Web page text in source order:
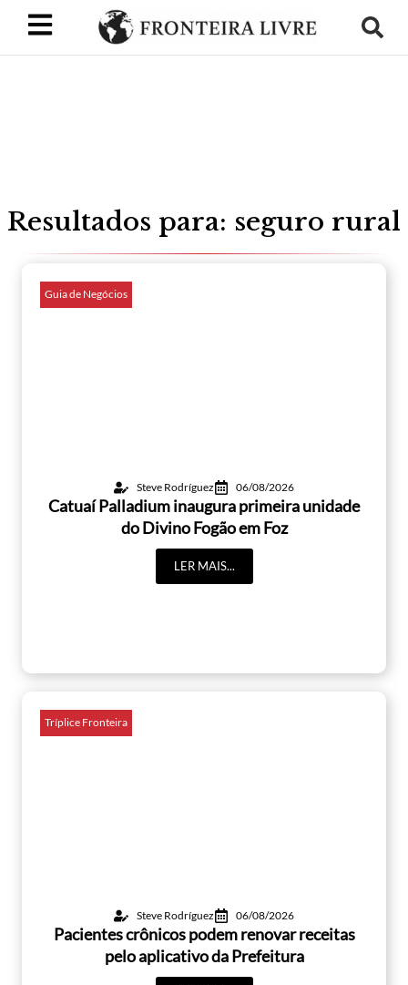
Resultados para: seguro rural
Guia de Negócios
Steve Rodríguez 06/08/2026
Catuaí Palladium inaugura primeira unidade
do Divino Fogão em Foz
LER MAIS...
Tríplice Fronteira
Steve Rodríguez 06/08/2026
Pacientes crônicos podem renovar receitas
pelo aplicativo da Prefeitura